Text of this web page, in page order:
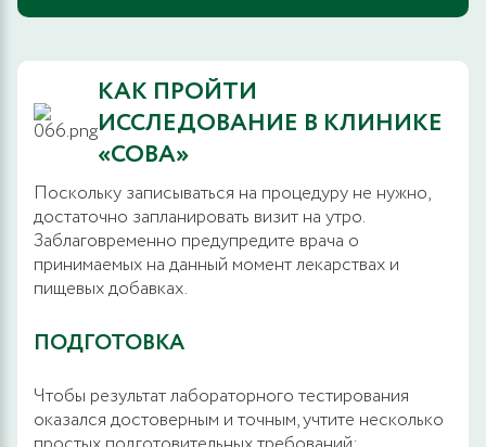
КАК ПРОЙТИ
ИССЛЕДОВАНИЕ В КЛИНИКЕ
«СОВА»
Поскольку записываться на процедуру не нужно,
достаточно запланировать визит на утро.
Заблаговременно предупредите врача о
принимаемых на данный момент лекарствах и
пищевых добавках.
ПОДГОТОВКА
Чтобы результат лабораторного тестирования
оказался достоверным и точным, учтите несколько